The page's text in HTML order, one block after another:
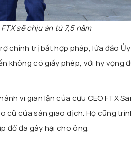
sẽ chịu án tù 7,5 năm
chính trị bất hợp pháp, lừa đảo Ủy
không có giấy phép, với hy vọng
vi gian lận của cựu CEO FTX
cũ của sàn giao dịch. Họ cũng
đổ đã gây hại cho ông.